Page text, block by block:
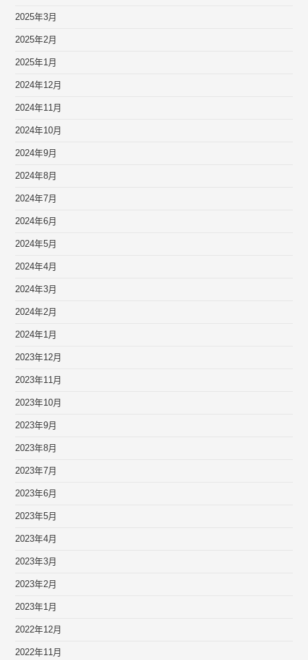
2025年3月
2025年2月
2025年1月
2024年12月
2024年11月
2024年10月
2024年9月
2024年8月
2024年7月
2024年6月
2024年5月
2024年4月
2024年3月
2024年2月
2024年1月
2023年12月
2023年11月
2023年10月
2023年9月
2023年8月
2023年7月
2023年6月
2023年5月
2023年4月
2023年3月
2023年2月
2023年1月
2022年12月
2022年11月